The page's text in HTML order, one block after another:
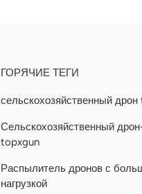
ГОРЯЧИЕ ТЕГИ
сельскохозяйственный
Сельскохозяйственный
topxgun
Распылитель дронов с
нагрузкой